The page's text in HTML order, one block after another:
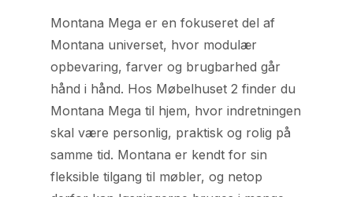
Montana Mega er en fokuseret del af
Montana universet, hvor modulær
opbevaring, farver og brugbarhed går
hånd i hånd. Hos Møbelhuset 2 finder du
Montana Mega til hjem, hvor indretningen
skal være personlig, praktisk og rolig på
samme tid. Montana er kendt for sin
fleksible tilgang til møbler, og netop